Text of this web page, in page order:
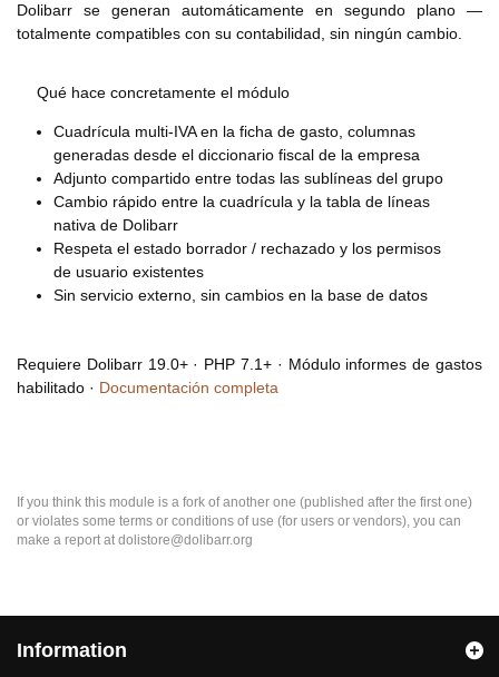
Dolibarr se generan automáticamente en segundo plano —
totalmente compatibles con su contabilidad, sin ningún cambio.
Qué hace concretamente el módulo
Cuadrícula multi-IVA en la ficha de gasto, columnas
generadas desde el diccionario fiscal de la empresa
Adjunto compartido entre todas las sublíneas del grupo
Cambio rápido entre la cuadrícula y la tabla de líneas
nativa de Dolibarr
Respeta el estado borrador / rechazado y los permisos
de usuario existentes
Sin servicio externo, sin cambios en la base de datos
Requiere Dolibarr 19.0+ · PHP 7.1+ · Módulo informes de gastos
habilitado · Documentación completa
If you think this module is a fork of another one (published after the first one)
or violates some terms or conditions of use (for users or vendors), you can
make a report at dolistore@dolibarr.org
Information